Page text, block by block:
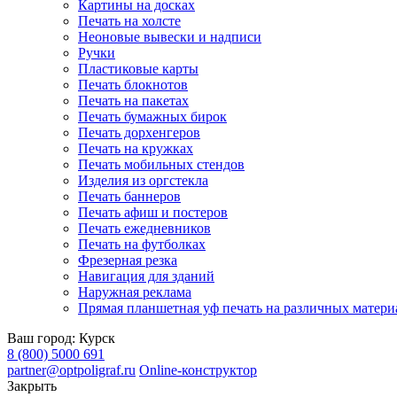
Картины на досках
Печать на холсте
Неоновые вывески и надписи
Ручки
Пластиковые карты
Печать блокнотов
Печать на пакетах
Печать бумажных бирок
Печать дорхенгеров
Печать на кружках
Печать мобильных стендов
Изделия из оргстекла
Печать баннеров
Печать афиш и постеров
Печать ежедневников
Печать на футболках
Фрезерная резка
Навигация для зданий
Наружная реклама
Прямая планшетная уф печать на различных
Ваш город: Курск
8 (800) 5000 691
partner@optpoligraf.ru Online-конструктор
Закрыть